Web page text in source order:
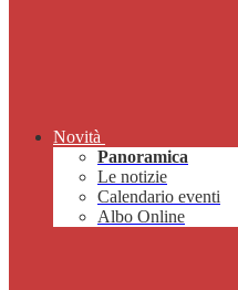
Novità
Panoramica
Le notizie
Calendario eventi
Albo Online